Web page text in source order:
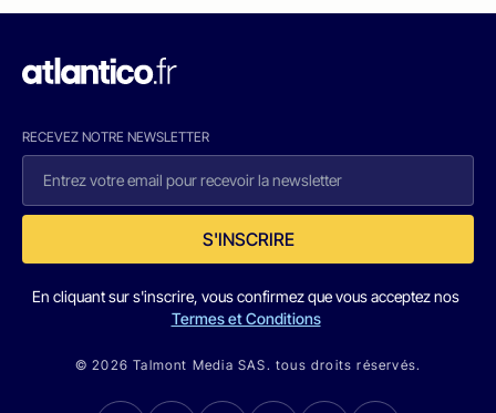
RECEVEZ NOTRE NEWSLETTER
S'INSCRIRE
En cliquant sur s'inscrire, vous confirmez que vous acceptez nos
Termes et Conditions
© 2026 Talmont Media SAS. tous droits réservés.